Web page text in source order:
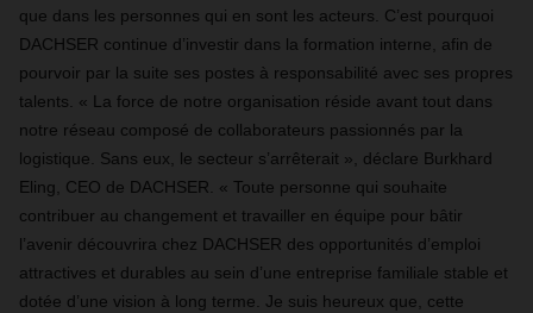
que dans les personnes qui en sont les acteurs. C’est pourquoi
DACHSER continue d’investir dans la formation interne, afin de
pourvoir par la suite ses postes à responsabilité avec ses propres
talents. « La force de notre organisation réside avant tout dans
notre réseau composé de collaborateurs passionnés par la
logistique. Sans eux, le secteur s’arrêterait », déclare Burkhard
Eling, CEO de DACHSER. « Toute personne qui souhaite
contribuer au changement et travailler en équipe pour bâtir
l’avenir découvrira chez DACHSER des opportunités d’emploi
attractives et durables au sein d’une entreprise familiale stable et
dotée d’une vision à long terme. Je suis heureux que, cette